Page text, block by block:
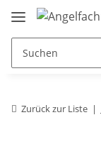
Zurück zur Liste